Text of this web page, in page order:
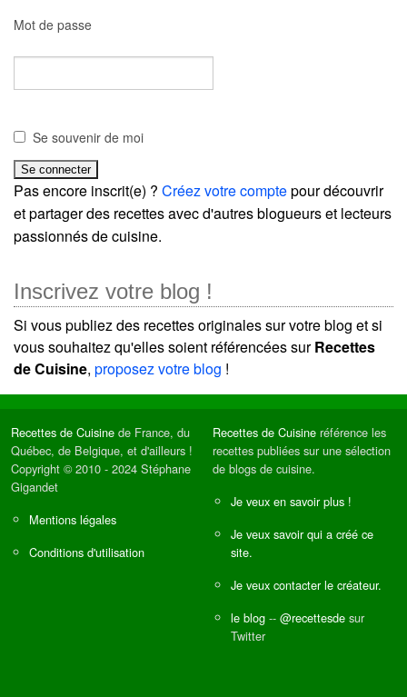
Mot de passe
Se souvenir de moi
Pas encore inscrit(e) ? Créez votre comptepour découvrir
et partager des recettes avec d'autres blogueurs et lecteurs
passionnés de cuisine.
Inscrivez votre blog !
Si vous publiez des recettes originales sur votre blog et si
vous souhaitez qu'elles soient référencées surRecettes
de Cuisine, proposez votre blog !
Recettes de Cuisine de France, du
Québec, de Belgique, et d'ailleurs !
Copyright © 2010 - 2024 Stéphane
Gigandet
Mentions légales
Conditions d'utilisation
Recettes de Cuisine référence les
recettes publiées sur une sélection
de blogs de cuisine.
Je veux en savoir plus !
Je veux savoir qui a créé ce
site.
Je veux contacter le créateur.
le blog -- @recettesde sur
Twitter